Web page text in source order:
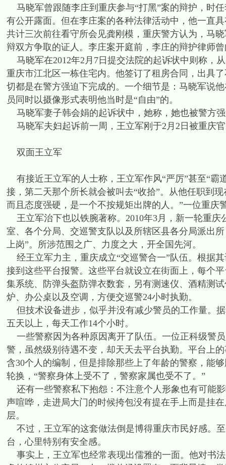
马晓军曾跟随李庄到重庆参与“打黑”案的辩护，时
有公开露面。但在李庄案的各种法律活动中，他一直
共计三次前往看守所会见龚刚模，重庆警方认为，马
辩双方争取的证人。李庄案开庭前，李庄的辩护律师
马晓军在2012年2月7日提交法院的起诉状中则称，
重庆市江北区一栋住宅内。他签订了租房合同，出具
切都是在警方强迫下完成的。一个细节是：马晓军说
员同时以摄像形式表明他当时是“自由”的。
马晓军妻子韩会娟的起诉状中，她称，她也被警方
马晓军夫妇起诉前一周，王立军刚于2月2日被重庆
双面王立军
有接近王立军的人士称，王立军作风“严厉”甚至“霸
接，第二天那个所长就会被叫去“收拾”。从他任职到
而且态度强硬，是一个不按规矩出牌的人。”一位重庆
王立军治下也以铁腕著称。2010年3月，新一轮重
室、各个分局、交巡警支队以及所辖区县各分局派出
上岗”。所涉范围之广、力度之大，开全国先河。
经王立军力主，重庆成立“交巡警合一”队伍。根据
接到这些平台报警。这些平台就设立在街面上，每个
集系统、防弹头盔防弹衣数套，另有测速仪、酒精测
炉、办公桌以及空调，方便交巡警24小时执勤。
但技术设备进步，似乎并没有减少警员的工作量。
五天以上，每天工作14个小时。
一些警察因为各种原因离开了队伍。一位正科级警
警，虽然级别待遇不变，却天天去平台执勤。平台上
含30个人的编制，但是排除那些上了年龄的警察，能
轮换，“警察身体上受不了，警察家属也受不了。”
还有一些警察私下抱怨：不注意个人形象也有可能
声喧哗，走进局大门的时候挎包没有提在手上而是挂
层。
不过，王立军的这套做法倒是博得重庆市民好感。
台，心里特别有安全感。
事实上，王立军也经常表现出儒雅的一面。他对书